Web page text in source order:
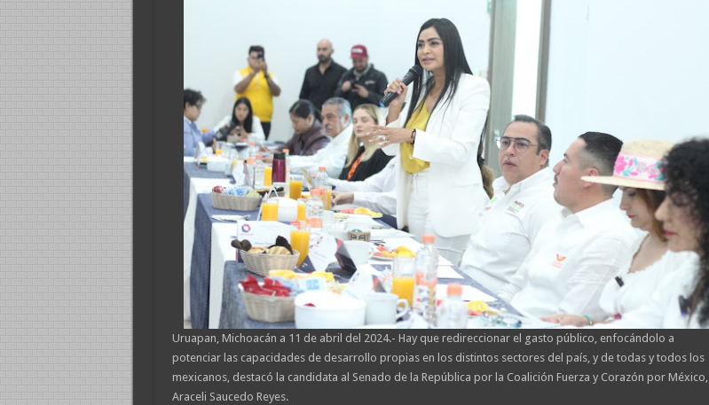
Uruapan, Michoacán a 11 de abril del 2024.- Hay que redireccionar el gasto público, enfocándolo a
potenciar las capacidades de desarrollo propias en los distintos sectores del país, y de todas y todos los
mexicanos, destacó la candidata al Senado de la República por la Coalición Fuerza y Corazón por México,
Araceli Saucedo Reyes.